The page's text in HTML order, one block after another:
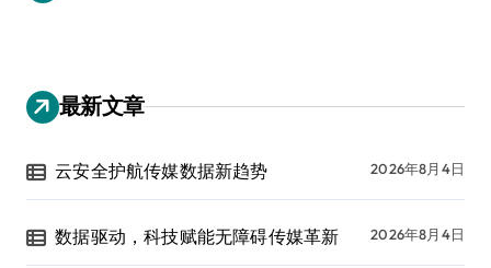
最新文章
云安全护航传媒数据新趋势 2026年8月4日
数据驱动，科技赋能无障碍传媒革新 2026年8月4日